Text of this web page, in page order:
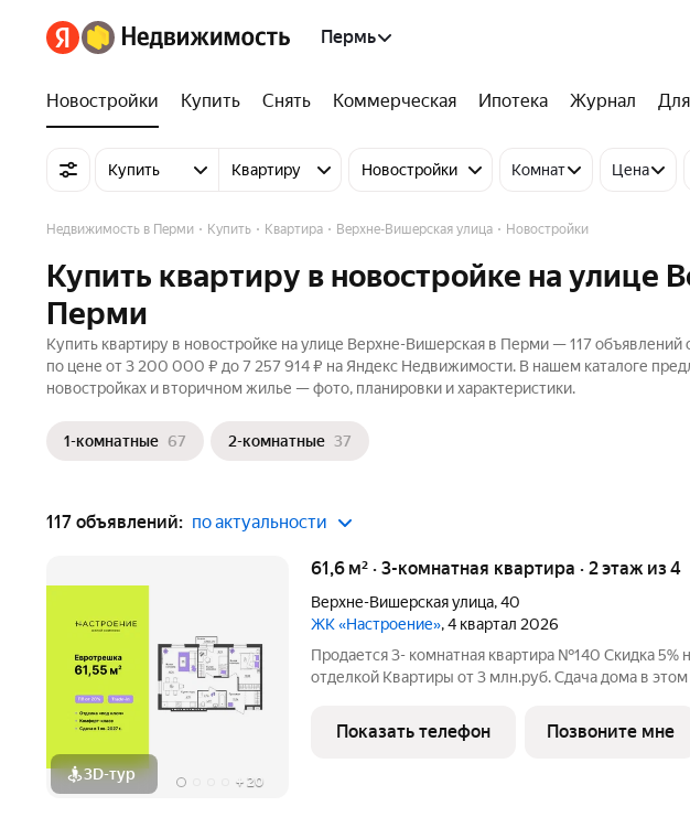
Пермь
Новостройки Купить Снять Коммерческая Ипотека Журнал
Купить Квартиру Новостройки Комнат Цена
Недвижимость в Перми Купить Квартира Верхне-Вишерская улица Новостройки
Купить квартиру в новостройке на улице
Перми
Купить квартиру в новостройке на улице Верхне-Вишерская в Перми — 117 объявлений
по цене от 3 200 000 ₽ до 7 257 914 ₽ на Яндекс Недвижимости. В нашем каталоге
новостройках и вторичном жилье — фото, планировки и характеристики.
1-комнатные 67 2-комнатные 37
117 объявлений: по актуальности
3D-тур + 20
61,6 м² · 3-комнатная квартира · 2 этаж из 4
Верхне-Вишерская улица,40
ЖК «Настроение», 4 квартал 2026
Продается 3- комнатная квартира №140 Скидка 5%
отделкой Квартиры от 3 млн.руб. Сдача дома в этом году! Нет
Настроение расположен в Орджоникидзевском
Показать телефон Позвоните мне